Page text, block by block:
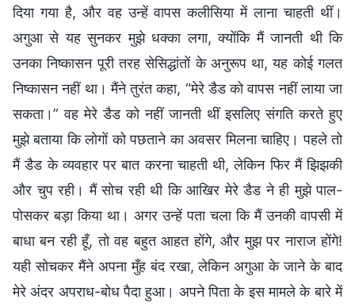
दिया गया है, और वह उन्हें वापस कलीसिया में लाना चाहती थीं।
अगुआ से यह सुनकर मुझे धक्का लगा, क्योंकि मैं जानती थी कि
उनका निष्कासन पूरी तरह सेसिद्धांतों के अनुरूप था, यह कोई गलत
निष्कासन नहीं था। मैंने तुरंत कहा, “मेरे डैड को वापस नहीं लाया जा
सकता।” वह मेरे डैड को नहीं जानती थीं इसलिए संगति करते हुए
मुझे बताया कि लोगों को पछताने का अवसर मिलना चाहिए। पहले तो
मैं डैड के व्यवहार पर बात करना चाहती थी, लेकिन फिर मैं झिझकी
और चुप रही। मैं सोच रही थी कि आखिर मेरे डैड ने ही मुझे पाल-
पोसकर बड़ा किया था। अगर उन्हें पता चला कि मैं उनकी वापसी में
बाधा बन रही हूँ, तो वह बहुत आहत होंगे, और मुझ पर नाराज होंगे!
यही सोचकर मैंने अपना मुँह बंद रखा, लेकिन अगुआ के जाने के बाद
मेरे अंदर अपराध-बोध पैदा हुआ। अपने पिता के इस मामले के बारे में